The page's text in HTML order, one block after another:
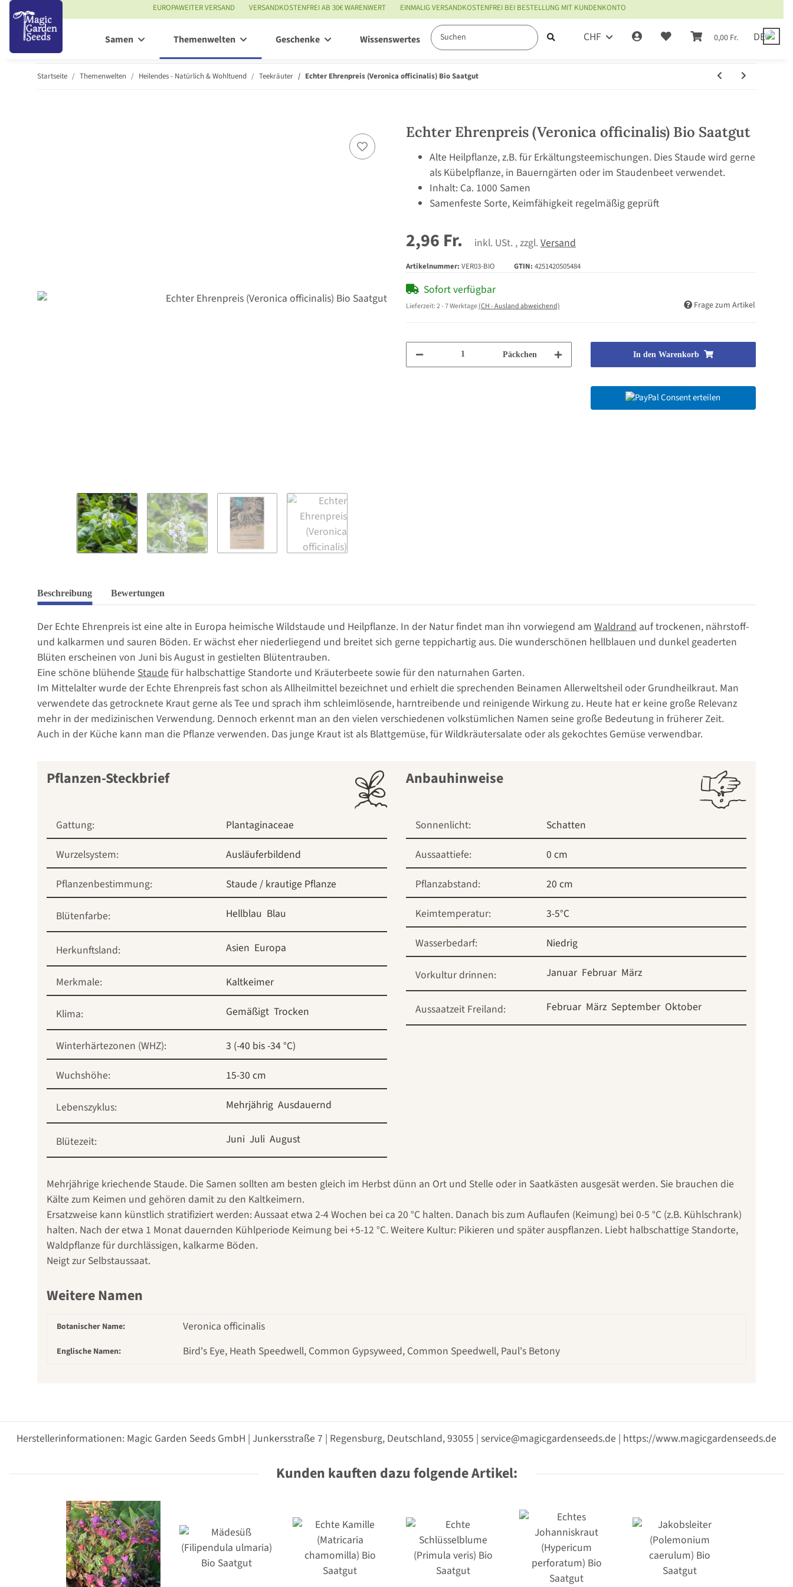
EUROPAWEITER VERSAND VERSANDKOSTENFREI AB 30€ WARENWERT EINMALIG VERSANDKOSTENFREI BEI BESTELLUNG MIT KUNDENKONTO
CHF 0,00 Fr. DE
Samen Themenwelten Geschenke Wissenswertes Service
Startseite Themenwelten Heilendes - Natürlich & Wohltuend Teekräuter Echter Ehrenpreis (Veronica officinalis) Bio Saatgut
Echter Ehrenpreis (Veronica officinalis) Bio Saatgut
Alte Heilpflanze, z.B. für Erkältungsteemischungen. Dies Staude wird gerne
als Kübelpflanze, in Bauerngärten oder im Staudenbeet verwendet.
Inhalt: Ca. 1000 Samen
Samenfeste Sorte, Keimfähigkeit regelmäßig geprüft
2,96 Fr. inkl. USt. , zzgl. Versand
Artikelnummer: VER03-BIO GTIN: 4251420505484
Sofort verfügbar
Lieferzeit:2 - 7 Werktage(CH - Ausland abweichend) Frage zum Artikel
Päckchen In den Warenkorb
Consent erteilen
Beschreibung Bewertungen
Der Echte Ehrenpreis ist eine alte in Europa heimische Wildstaude und Heilpflanze. In der Natur findet man ihn vorwiegend am Waldrand auf trockenen, nährstoff-
und kalkarmen und sauren Böden. Er wächst eher niederliegend und breitet sich gerne teppichartig aus. Die wunderschönen hellblauen und dunkel geaderten
Blüten erscheinen von Juni bis August in gestielten Blütentrauben.
Eine schöne blühende Staudefür halbschattige Standorte und Kräuterbeete sowie für den naturnahen Garten.
Im Mittelalter wurde der Echte Ehrenpreis fast schon als Allheilmittel bezeichnet und erhielt die sprechenden Beinamen Allerweltsheil oder Grundheilkraut. Man
verwendete das getrocknete Kraut gerne als Tee und sprach ihm schleimlösende, harntreibende und reinigende Wirkung zu. Heute hat er keine große Relevanz
mehr in der medizinischen Verwendung. Dennoch erkennt man an den vielen verschiedenen volkstümlichen Namen seine große Bedeutung in früherer Zeit.
Auch in der Küche kann man die Pflanze verwenden. Das junge Kraut ist als Blattgemüse, für Wildkräutersalate oder als gekochtes Gemüse verwendbar.
Pflanzen-Steckbrief
Gattung:
Plantaginaceae
Wurzelsystem:
Ausläuferbildend
Pflanzenbestimmung:
Staude / krautige Pflanze
Blütenfarbe: Hellblau Blau
Herkunftsland: Asien Europa
Merkmale: Kaltkeimer
Klima: Gemäßigt Trocken
Winterhärtezonen (WHZ):
3 (-40 bis -34 °C)
Wuchshöhe:
15-30 cm
Lebenszyklus: Mehrjährig Ausdauernd
Blütezeit: Juni Juli August
Anbauhinweise
Sonnenlicht:
Schatten
Aussaattiefe:
0 cm
Pflanzabstand:
20 cm
Keimtemperatur:
3-5°C
Wasserbedarf:
Niedrig
Vorkultur drinnen: Januar Februar März
Aussaatzeit Freiland: Februar März September Oktober
Mehrjährige kriechende Staude. Die Samen sollten am besten gleich im Herbst dünn an Ort und Stelle oder in Saatkästen ausgesät werden. Sie brauchen die
Kälte zum Keimen und gehören damit zu den Kaltkeimern.
Ersatzweise kann künstlich stratifiziert werden: Aussaat etwa 2-4 Wochen bei ca 20 °C halten. Danach bis zum Auflaufen (Keimung) bei 0-5 °C (z.B. Kühlschrank)
halten. Nach der etwa 1 Monat dauernden Kühlperiode Keimung bei +5-12 °C. Weitere Kultur: Pikieren und später auspflanzen. Liebt halbschattige Standorte,
Waldpflanze für durchlässigen, kalkarme Böden.
Neigt zur Selbstaussaat.
Weitere Namen
Botanischer Name: Veronica officinalis
Englische Namen: Bird's Eye, Heath Speedwell, Common Gypsyweed, Common Speedwell, Paul's Betony
Herstellerinformationen: Magic Garden Seeds GmbH | Junkersstraße 7 | Regensburg, Deutschland, 93055 | service@magicgardenseeds.de | https://www.magicgardenseeds.de
Kunden kauften dazu folgende Artikel: